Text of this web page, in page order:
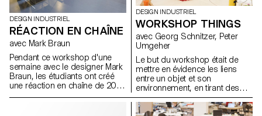
DESIGN INDUSTRIEL
RÉACTION EN CHAÎNE
avec Mark Braun
Pendant ce workshop d'une
semaine avec le designer Mark
Braun, les étudiants ont créé
une réaction en chaîne de 20
DESIGN INDUSTRIEL
WORKSHOP THINGS
avec Georg Schnitzer, Peter
Umgeher
Le but du workshop était de
mettre en évidence les liens
entre un objet et son
environnement, en tirant des
parallèles et en soulignant les
différences. Cette recherche se